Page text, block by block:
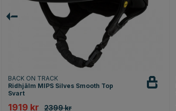
BACK ON TRACK
Ridhjälm MIPS Silves Smooth Top
Svart
1919 kr 2399 kr